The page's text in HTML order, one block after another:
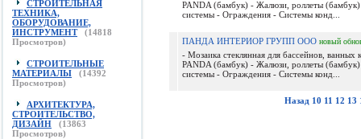
СТРОИТЕЛЬНАЯ
ТЕХНИКА,
ОБОРУДОВАНИЕ,
ИНСТРУМЕНТ
(14818
Просмотров)
СТРОИТЕЛЬНЫЕ
МАТЕРИАЛЫ
(14392
Просмотров)
АРХИТЕКТУРА,
СТРОИТЕЛЬСТВО,
ДИЗАЙН
(13863
Просмотров)
PANDA (бамбук) - Жалюзи, роллеты
системы - Ограждения - Системы конд...
ПАНДА ИНТЕРИОР ГРУПП ООО новый
- Мозаика стеклянная для бассейнов, ванных
PANDA (бамбук) - Жалюзи, роллеты
системы - Ограждения - Системы конд...
Назад 10 11 12 13